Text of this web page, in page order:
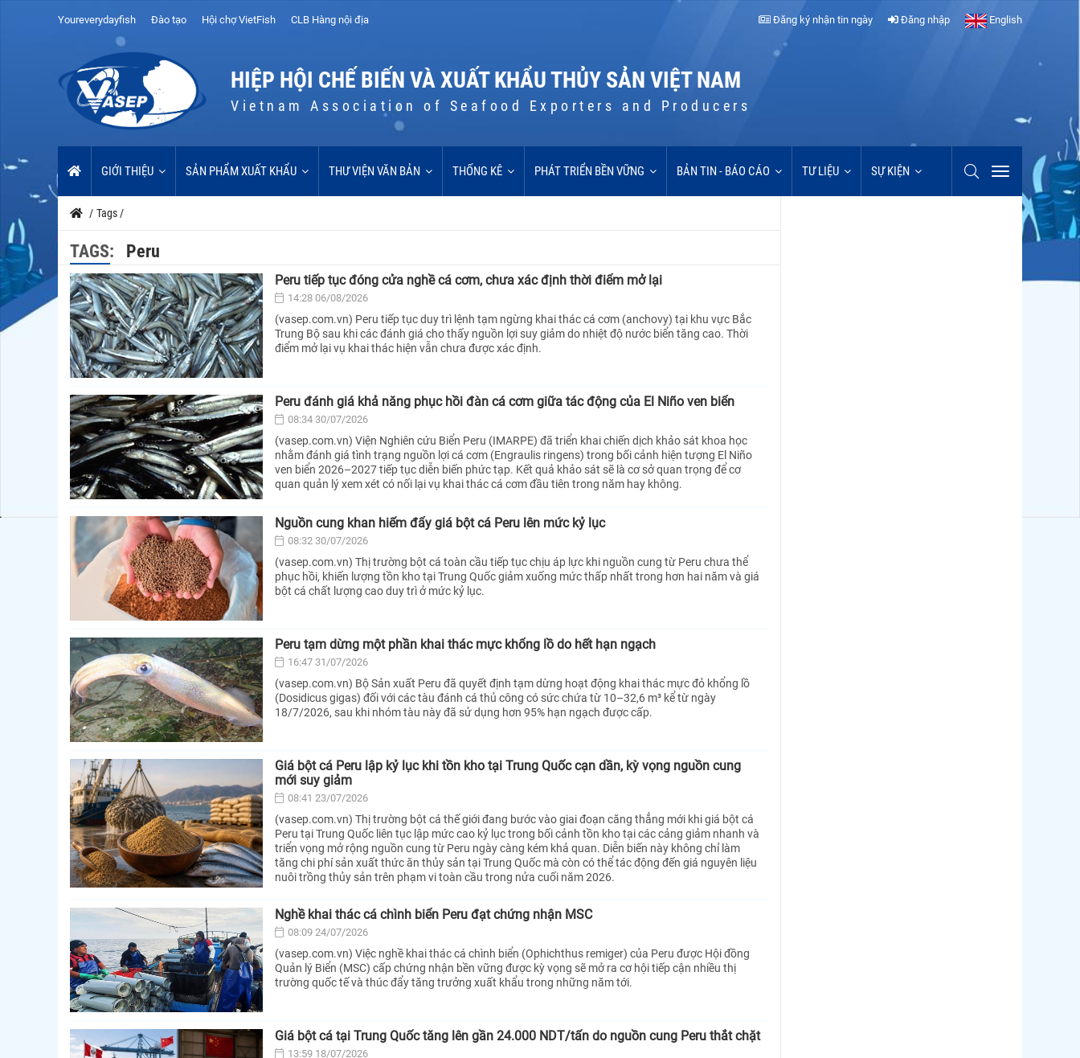
Youreverydayfish Đào tạo Hội chợ VietFish CLB Hàng nội địa Đăng ký nhận tin ngày Đăng nhập English
HIỆP HỘI CHẾ BIẾN VÀ XUẤT KHẨU THỦY SẢN VIỆT NAM
Vietnam Association of Seafood Exporters and Producers
GIỚI THIỆU SẢN PHẨM XUẤT KHẨU THƯ VIỆN VĂN BẢN THỐNG KÊ PHÁT TRIỂN BỀN VỮNG BẢN TIN - BÁO CÁO TƯ LIỆU SỰ KIỆN
/ Tags /
TAGS: Peru
Peru tiếp tục đóng cửa nghề cá cơm, chưa xác định thời điểm mở lại
14:28 06/08/2026
(vasep.com.vn) Peru tiếp tục duy trì lệnh tạm ngừng khai thác cá cơm (anchovy) tại khu vực Bắc
Trung Bộ sau khi các đánh giá cho thấy nguồn lợi suy giảm do nhiệt độ nước biển tăng cao. Thời
điểm mở lại vụ khai thác hiện vẫn chưa được xác định.
Peru đánh giá khả năng phục hồi đàn cá cơm giữa tác động của El Niño ven biển
08:34 30/07/2026
(vasep.com.vn) Viện Nghiên cứu Biển Peru (IMARPE) đã triển khai chiến dịch khảo sát khoa học
nhằm đánh giá tình trạng nguồn lợi cá cơm (Engraulis ringens) trong bối cảnh hiện tượng El Niño
ven biển 2026–2027 tiếp tục diễn biến phức tạp. Kết quả khảo sát sẽ là cơ sở quan trọng để cơ
quan quản lý xem xét có nối lại vụ khai thác cá cơm đầu tiên trong năm hay không.
Nguồn cung khan hiếm đẩy giá bột cá Peru lên mức kỷ lục
08:32 30/07/2026
(vasep.com.vn) Thị trường bột cá toàn cầu tiếp tục chịu áp lực khi nguồn cung từ Peru chưa thể
phục hồi, khiến lượng tồn kho tại Trung Quốc giảm xuống mức thấp nhất trong hơn hai năm và giá
bột cá chất lượng cao duy trì ở mức kỷ lục.
Peru tạm dừng một phần khai thác mực khổng lồ do hết hạn ngạch
16:47 31/07/2026
(vasep.com.vn) Bộ Sản xuất Peru đã quyết định tạm dừng hoạt động khai thác mực đỏ khổng lồ
(Dosidicus gigas) đối với các tàu đánh cá thủ công có sức chứa từ 10–32,6 m³ kể từ ngày
18/7/2026, sau khi nhóm tàu này đã sử dụng hơn 95% hạn ngạch được cấp.
Giá bột cá Peru lập kỷ lục khi tồn kho tại Trung Quốc cạn dần, kỳ vọng nguồn cung
mới suy giảm
08:41 23/07/2026
(vasep.com.vn) Thị trường bột cá thế giới đang bước vào giai đoạn căng thẳng mới khi giá bột cá
Peru tại Trung Quốc liên tục lập mức cao kỷ lục trong bối cảnh tồn kho tại các cảng giảm nhanh và
triển vọng mở rộng nguồn cung từ Peru ngày càng kém khả quan. Diễn biến này không chỉ làm
tăng chi phí sản xuất thức ăn thủy sản tại Trung Quốc mà còn có thể tác động đến giá nguyên liệu
nuôi trồng thủy sản trên phạm vi toàn cầu trong nửa cuối năm 2026.
Nghề khai thác cá chình biển Peru đạt chứng nhận MSC
08:09 24/07/2026
(vasep.com.vn) Việc nghề khai thác cá chình biển (Ophichthus remiger) của Peru được Hội đồng
Quản lý Biển (MSC) cấp chứng nhận bền vững được kỳ vọng sẽ mở ra cơ hội tiếp cận nhiều thị
trường quốc tế và thúc đẩy tăng trưởng xuất khẩu trong những năm tới.
Giá bột cá tại Trung Quốc tăng lên gần 24.000 NDT/tấn do nguồn cung Peru thắt chặt
13:59 18/07/2026